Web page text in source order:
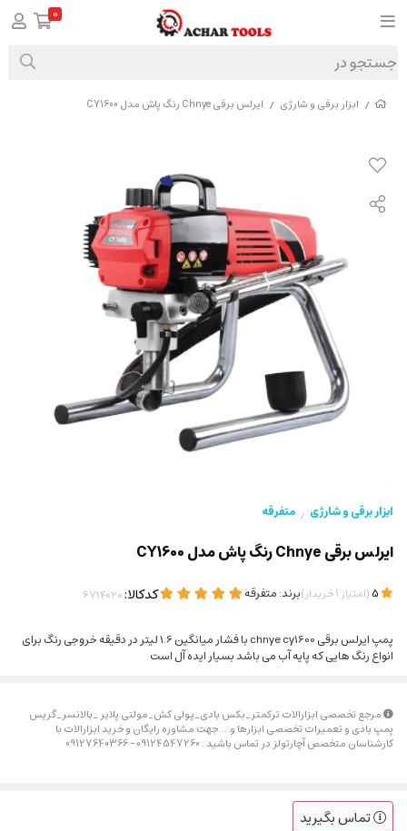
/ ابزار برقی و شارژی / ایرلس برقی Chnye رنگ پاش مدل CY1600
ابزار برقی و شارژی / متفرقه
ایرلس برقی Chnye رنگ پاش مدل CY1600
(امتیاز 1خریدار)برند:متفرقه کدکالا:
پمپ ایرلس برقی chnye cy1600 با فشار میانگین 1.6 لیتر در دقیقه خروجی رنگ برای
انواع رنگ هایی که پایه آب می باشد بسیار ایده آل است
مرجع تخصصی ابزارالات ترکمتر_بکس بادی_پولی کش_مولتی پلایر _بالانسر_گریس
پمپ بادی و تعمیرات تخصصی ابزارها و….جهت مشاوره رایگان و خرید ابزارالات با
کارشناسان متخصص آچارتولز در تماس باشید . 09124547260 – 09127640366
تماس بگیرید
0